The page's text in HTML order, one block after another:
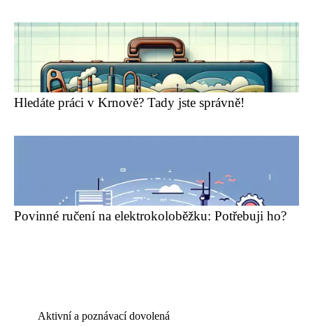
Hledáte práci v Krnově? Tady jste správně!
Povinné ručení na elektrokoloběžku: Potřebuji ho?
Aktivní a poznávací dovolená